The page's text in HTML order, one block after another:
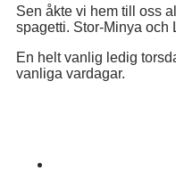
Sen åkte vi hem till oss
spagetti. Stor-Minya
En helt vanlig ledig
vanliga vardagar.